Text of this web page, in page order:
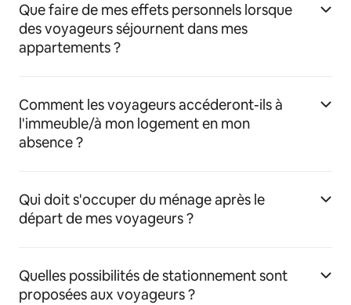
Que faire de mes effets personnels lorsque
des voyageurs séjournent dans mes
appartements ?
Comment les voyageurs accéderont-ils à
l'immeuble/à mon logement en mon
absence ?
Qui doit s'occuper du ménage après le
départ de mes voyageurs ?
Quelles possibilités de stationnement sont
proposées aux voyageurs ?